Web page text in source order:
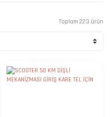
Toplam 223 ürün